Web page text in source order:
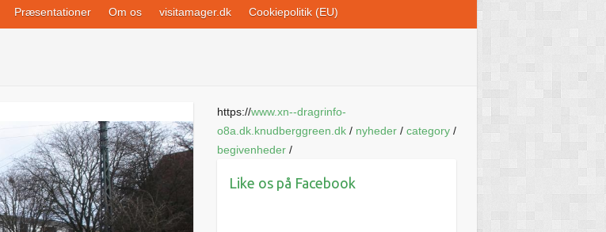
Præsentationer Om os visitamager.dk Cookiepolitik (EU)
https://www.xn--dragrinfo-
o8a.dk.knudberggreen.dk/ nyheder/ category/
begivenheder/
Like os på Facebook